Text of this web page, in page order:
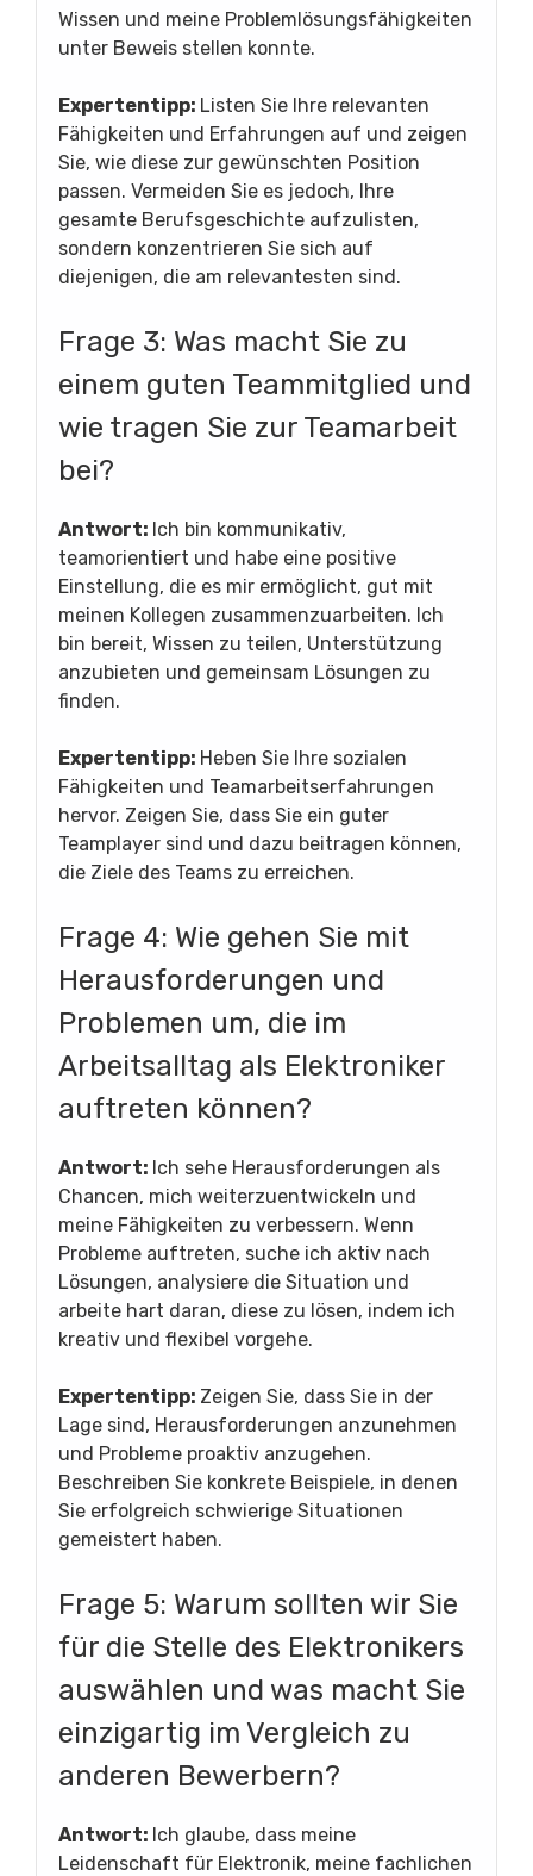
Wissen und meine Problemlösungsfähigkeiten
unter Beweis stellen konnte.
Expertentipp: Listen Sie Ihre relevanten
Fähigkeiten und Erfahrungen auf und zeigen
Sie, wie diese zur gewünschten Position
passen. Vermeiden Sie es jedoch, Ihre
gesamte Berufsgeschichte aufzulisten,
sondern konzentrieren Sie sich auf
diejenigen, die am relevantesten sind.
Frage 3: Was macht Sie zu
einem guten Teammitglied und
wie tragen Sie zur Teamarbeit
bei?
Antwort: Ich bin kommunikativ,
teamorientiert und habe eine positive
Einstellung, die es mir ermöglicht, gut mit
meinen Kollegen zusammenzuarbeiten. Ich
bin bereit, Wissen zu teilen, Unterstützung
anzubieten und gemeinsam Lösungen zu
finden.
Expertentipp: Heben Sie Ihre sozialen
Fähigkeiten und Teamarbeitserfahrungen
hervor. Zeigen Sie, dass Sie ein guter
Teamplayer sind und dazu beitragen können,
die Ziele des Teams zu erreichen.
Frage 4: Wie gehen Sie mit
Herausforderungen und
Problemen um, die im
Arbeitsalltag als Elektroniker
auftreten können?
Antwort: Ich sehe Herausforderungen als
Chancen, mich weiterzuentwickeln und
meine Fähigkeiten zu verbessern. Wenn
Probleme auftreten, suche ich aktiv nach
Lösungen, analysiere die Situation und
arbeite hart daran, diese zu lösen, indem ich
kreativ und flexibel vorgehe.
Expertentipp: Zeigen Sie, dass Sie in der
Lage sind, Herausforderungen anzunehmen
und Probleme proaktiv anzugehen.
Beschreiben Sie konkrete Beispiele, in denen
Sie erfolgreich schwierige Situationen
gemeistert haben.
Frage 5: Warum sollten wir Sie
für die Stelle des Elektronikers
auswählen und was macht Sie
einzigartig im Vergleich zu
anderen Bewerbern?
Antwort: Ich glaube, dass meine
Leidenschaft für Elektronik, meine fachlichen